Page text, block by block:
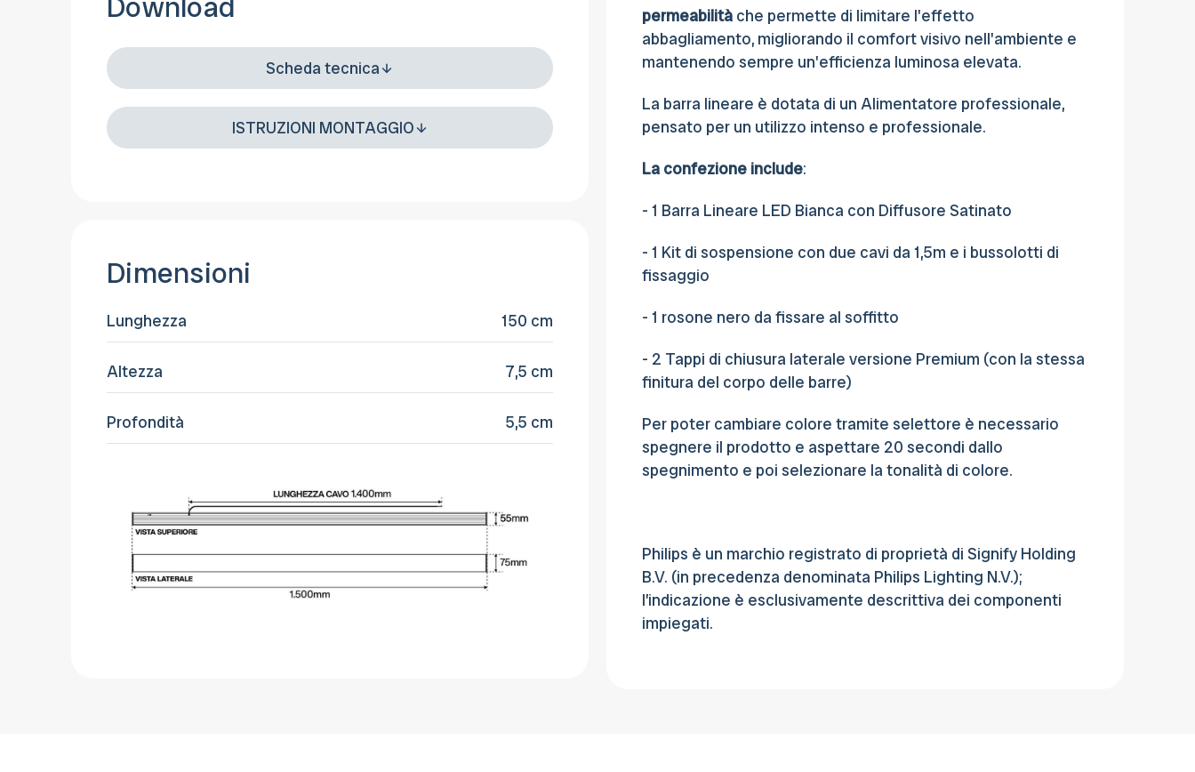
Download
Scheda tecnica
ISTRUZIONI MONTAGGIO
Dimensioni
Lunghezza 150 cm
Altezza 7,5 cm
Profondità 5,5 cm
permeabilità che permette di limitare l'effetto
abbagliamento, migliorando il comfort visivo nell'ambiente e
mantenendo sempre un'efficienza luminosa elevata.
La barra lineare è dotata di un Alimentatore professionale,
pensato per un utilizzo intenso e professionale.
La confezione include:
- 1 Barra Lineare LED Bianca con Diffusore Satinato
- 1 Kit di sospensione con due cavi da 1,5m e i bussolotti di
fissaggio
- 1 rosone nero da fissare al soffitto
- 2 Tappi di chiusura laterale versione Premium (con la stessa
finitura del corpo delle barre)
Per poter cambiare colore tramite selettore è necessario
spegnere il prodotto e aspettare 20 secondi dallo
spegnimento e poi selezionare la tonalità di colore.
Philips è un marchio registrato di proprietà di Signify Holding
B.V. (in precedenza denominata Philips Lighting N.V.);
l’indicazione è esclusivamente descrittiva dei componenti
impiegati.